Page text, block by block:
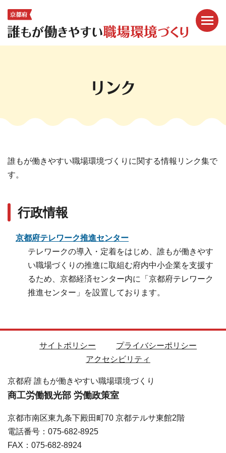
メニ
リンク
誰もが働きやすい職場環境づくりに関する情報リンク集で
す。
行政情報
京都府テレワーク推進センター
テレワークの導入・定着をはじめ、誰もが働きやす
い職場づくりの推進に取組む府内中小企業を支援す
るため、京都経済センター内に「京都府テレワーク
推進センター」を設置しております。
サイトポリシー
プライバシーポリシー
アクセシビリティ
京都府 誰もが働きやすい職場環境づくり
商工労働観光部 労働政策室
京都市南区東九条下殿田町70 京都テルサ東館2階
電話番号：075-682-8925
FAX：075-682-8924